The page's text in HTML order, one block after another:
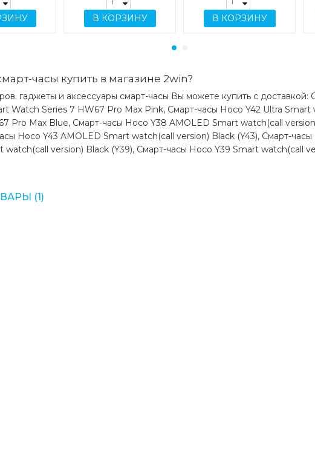
стрелки, показывающие время.
Поддерживают беспроводную
Прием / отклонение входящих
звонков/разговора через умные часы
особенно удобна за рулем, в
Полностью работающие колесико и
Улучшенный встроенный микрофон и
четко и громко слышно);
В КОРЗИНУ В КОРЗИНУ
часы купить в магазине 2win?
гаджеты и аксессуары смарт-часы Вы можете купить с
Watch Series 7 HW67 Pro Max Pink, Смарт-часы Hoco Y42 Ultra
Pro Max Blue, Смарт-часы Hoco Y38 AMOLED Smart watch(call
Hoco Y43 AMOLED Smart watch(call version) Black (Y43), Смарт-
watch(call version) Black (Y39), Смарт-часы Hoco Y39 Smart watch(call
(1)